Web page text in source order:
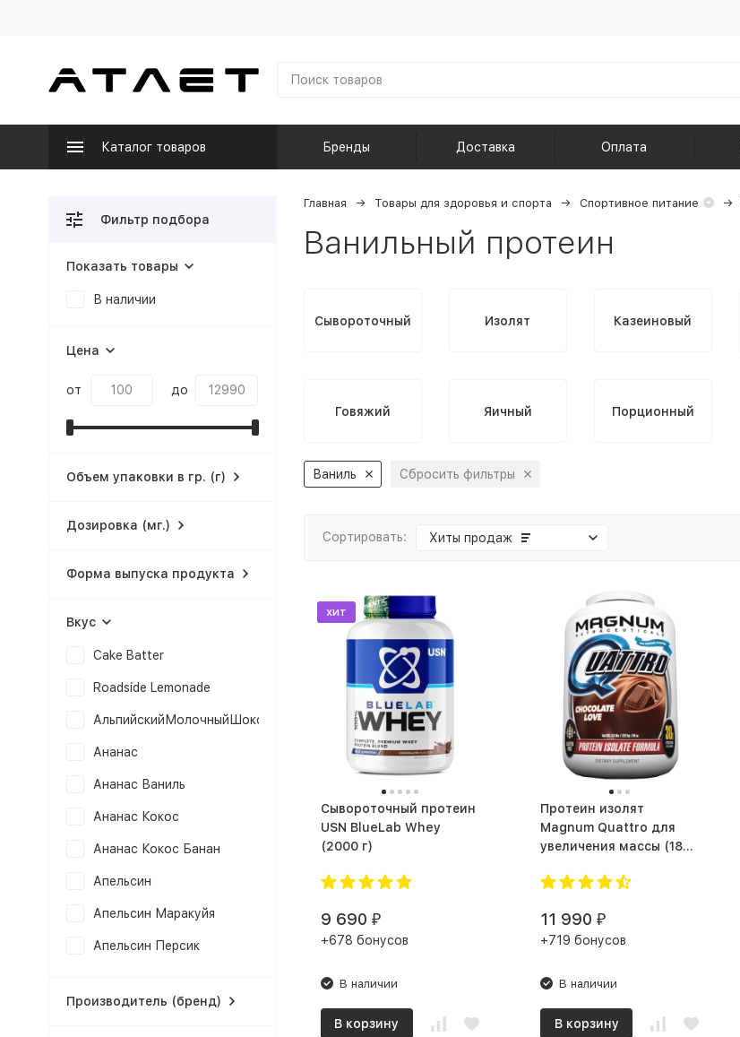
Каталог товаров Бренды Доставка Оплата
Главная Товары для здоровья и спорта Спортивное питание
Ванильный протеин
Сывороточный Изолят Казеиновый
Говяжий Яичный Порционный
Ваниль Сбросить фильтры
Сортировать: Хиты продаж
хит
Сывороточный протеин
USN BlueLab Whey
(2000 г)
9 690 ₽
+678 бонусов
В наличии
В корзину
Протеин изолят
Magnum Quattro для
увеличения массы (1820
11 990 ₽
+719 бонусов
В наличии
В корзину
Фильтр подбора
Показать товары
В наличии
Цена
от до
Объем упаковки в гр. (г)
Дозировка (мг.)
Форма выпуска продукта
Вкус
Cake Batter
Roadside Lemonade
АльпийскийМолочныйШоколад
Ананас
Ананас Ваниль
Ананас Кокос
Ананас Кокос Банан
Апельсин
Апельсин Маракуйя
Апельсин Персик
Арахисовое Масло
Производитель (бренд)